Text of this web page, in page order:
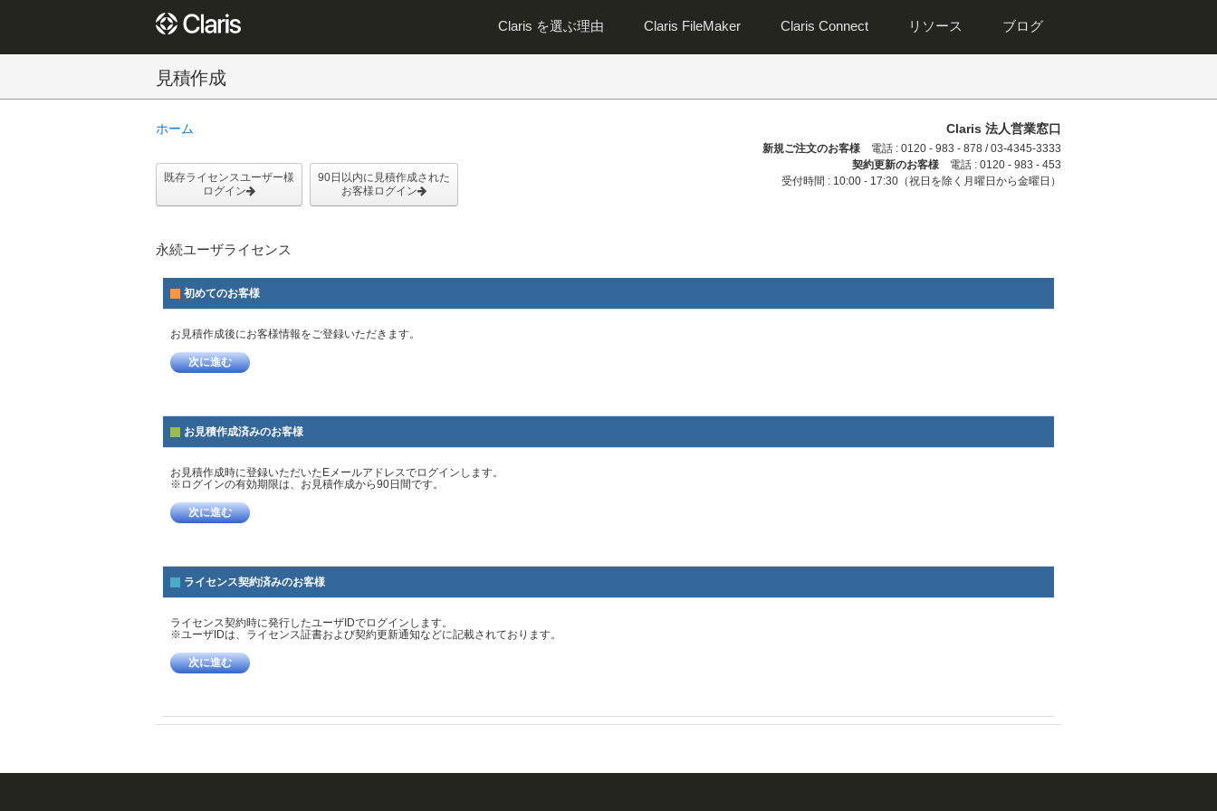
Claris を選ぶ理由 Claris FileMaker Claris Connect リソース ブログ
見積作成
ホーム
既存ライセンスユーザー様
ログイン
90日以内に見積作成された
お客様ログイン
Claris 法人営業窓口
新規ご注文のお客様 電話 : 0120 - 983 - 878 / 03-4345-3333
契約更新のお客様 電話 : 0120 - 983 - 453
受付時間 : 10:00 - 17:30（祝日を除く月曜日から金曜日）
永続ユーザライセンス
初めてのお客様
お見積作成後にお客様情報をご登録いただきます。
お見積作成済みのお客様
お見積作成時に登録いただいたEメールアドレスでログインします。
※ログインの有効期限は、お見積作成から90日間です。
次に進む
ライセンス契約済みのお客様
ライセンス契約時に発行したユーザIDでログインします。
※ユーザIDは、ライセンス証書および契約更新通知などに記載されております。
次に進む